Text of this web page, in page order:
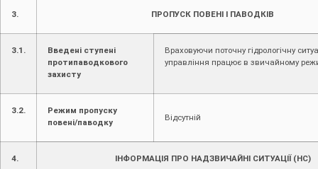
3. ПРОПУСК ПОВЕНІ І ПАВОДКІВ
3.1.
Введені ступені
протипаводкового
захисту
Враховуючи поточну гідрологічну
управління працює в звичайному
3.2.
Режим пропуску
повені/паводку
Відсутній
4. ІНФОРМАЦІЯ ПРО НАДЗВИЧАЙНІ СИТУАЦІЇ (НС)